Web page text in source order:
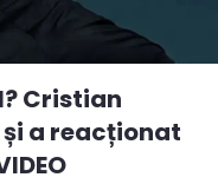
Cristian
a reacționat